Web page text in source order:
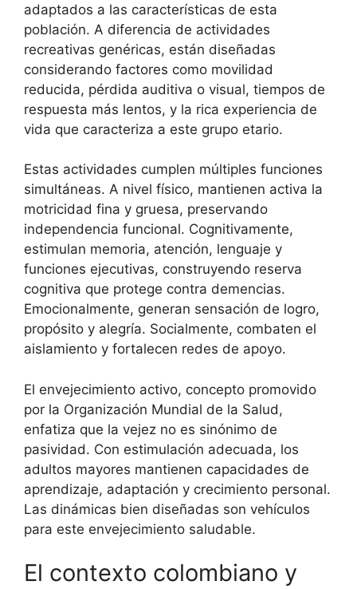
adaptados a las características de esta
población. A diferencia de actividades
recreativas genéricas, están diseñadas
considerando factores como movilidad
reducida, pérdida auditiva o visual, tiempos de
respuesta más lentos, y la rica experiencia de
vida que caracteriza a este grupo etario.
Estas actividades cumplen múltiples funciones
simultáneas. A nivel físico, mantienen activa la
motricidad fina y gruesa, preservando
independencia funcional. Cognitivamente,
estimulan memoria, atención, lenguaje y
funciones ejecutivas, construyendo reserva
cognitiva que protege contra demencias.
Emocionalmente, generan sensación de logro,
propósito y alegría. Socialmente, combaten el
aislamiento y fortalecen redes de apoyo.
El envejecimiento activo, concepto promovido
por la Organización Mundial de la Salud,
enfatiza que la vejez no es sinónimo de
pasividad. Con estimulación adecuada, los
adultos mayores mantienen capacidades de
aprendizaje, adaptación y crecimiento personal.
Las dinámicas bien diseñadas son vehículos
para este envejecimiento saludable.
El contexto colombiano y